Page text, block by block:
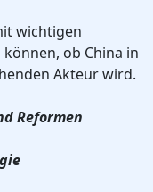
wichtigen
ob China in
Akteur wird.
Reformen